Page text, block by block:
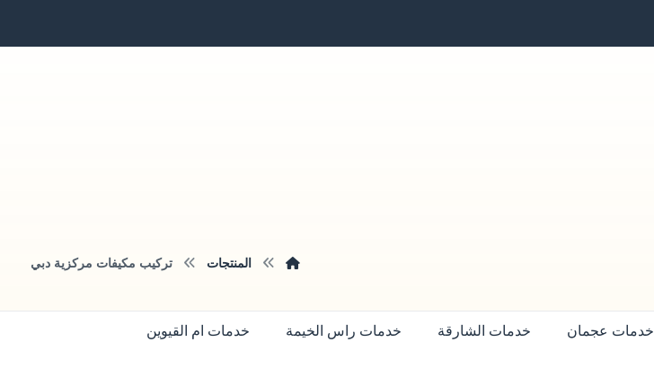
خدمات عجمان خدمات الشارقة خدمات راس الخيمة خدمات ام القيوين
المنتجات تركيب مكيفات مركزية دبي